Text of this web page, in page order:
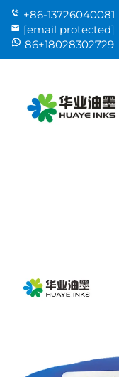
+86-13726040081
[email protected]
86+18028302729